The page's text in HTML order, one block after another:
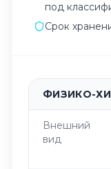
под
Срок
ФИЗИКО-
Внешний
вид